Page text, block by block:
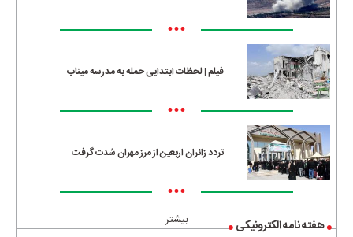
•••
فیلم | لحظات ابتدایی حمله به مدرسه میناب
•••
تردد زائران اربعین از مرز مهران شدت گرفت
•••
بیشتر هفته نامه الکترونیکی